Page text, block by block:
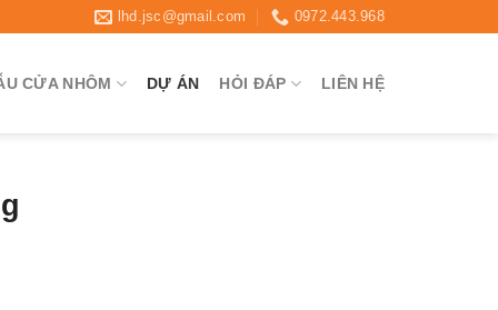
lhd.jsc@gmail.com 0972.443.968
CỬA NHÔM DỰ ÁN HỎI ĐÁP LIÊN HỆ